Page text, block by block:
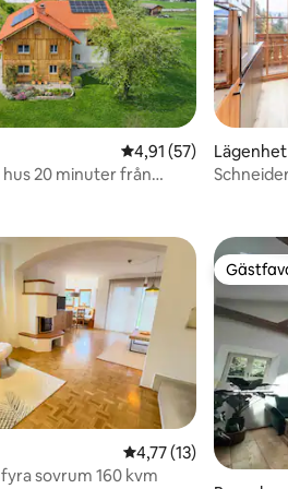
4,91 av 5 i
4,91 (57)
20 minuter från
Lägenhet
4,77 av 5 i
4,77 (13)
sovrum 160 kvm